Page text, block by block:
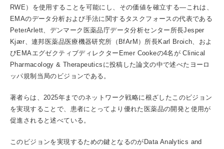
RWE）を使用することを可能にし、その価値を確立する―これは、
EMAのデータ分析および手法に関するタスクフォースの代表である
PeterArlett、デンマーク医薬品庁データ分析センター所長Jesper
Kjær、連邦医薬品医療機器研究所（BfArM）所長Karl Broich、およ
びEMAエグゼクティブディレクターEmer Cookeの4名が Clinical
Pharmacology & Therapeuticsに投稿した論文の中で述べたヨーロ
ッパ規制当局のビジョンである。
著者らは、2025年までのネットワーク戦略に根ざしたこのビジョン
を実現することで、患者にとってより優れた医薬品の開発と使用が
促進されると述べている。
このビジョンを実現するための鍵となるのがData Analytics and